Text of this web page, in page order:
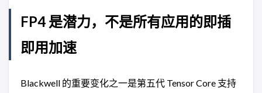
FP4 是潜力，不是所有应用的即插
即用加速
Blackwell 的重要变化之一是第五代 Tensor Core 支持